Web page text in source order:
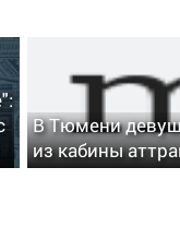
В Тюмени
из кабины